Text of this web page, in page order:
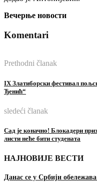
Вечерње новости
Komentari
Prethodni članak
IX Златиборски фестивал
Ђенић“
sledeći članak
Сад је коначно! Блокадери
листи неће бити студената
НАЈНОВИЈЕ ВЕСТИ
Данас се у Србији